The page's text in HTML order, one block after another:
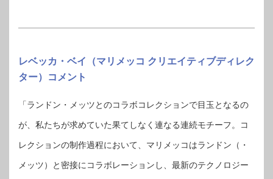
レベッカ・ベイ（マリメッコ クリエイティブディレク
ター）コメント
「ランドン・メッツとのコラボコレクションで目玉となるの
が、私たちが求めていた果てしなく連なる連続モチーフ。コ
レクションの制作過程において、マリメッコはランドン（・
メッツ）と密接にコラボレーションし、最新のテクノロジー